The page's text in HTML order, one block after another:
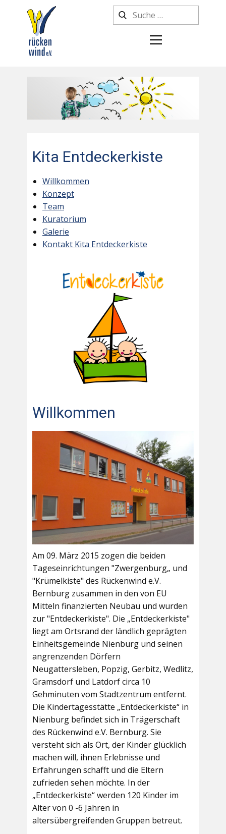
Kita Entdeckerkiste
Willkommen
Konzept
Team
Kuratorium
Galerie
Kontakt Kita Entdeckerkiste
Willkommen
Am 09. März 2015 zogen die beiden
Tageseinrichtungen "Zwergenburg„ und
"Krümelkiste" des Rückenwind e.V.
Bernburg zusammen in den von EU
Mitteln finanzierten Neubau und wurden
zur "Entdeckerkiste". Die „Entdeckerkiste"
liegt am Ortsrand der ländlich geprägten
Einheitsgemeinde Nienburg und seinen
angrenzenden Dörfern
Neugattersleben, Popzig, Gerbitz, Wedlitz,
Gramsdorf und Latdorf circa 10
Gehminuten vom Stadtzentrum entfernt.
Die Kindertagesstätte „Entdeckerkiste“ in
Nienburg befindet sich in Trägerschaft
des Rückenwind e.V. Bernburg. Sie
versteht sich als Ort, der Kinder glücklich
machen will, ihnen Erlebnisse und
Erfahrungen schafft und die Eltern
zufrieden sehen möchte. In der
„Entdeckerkiste“ werden 120 Kinder im
Alter von 0 -6 Jahren in
altersübergreifenden Gruppen betreut.